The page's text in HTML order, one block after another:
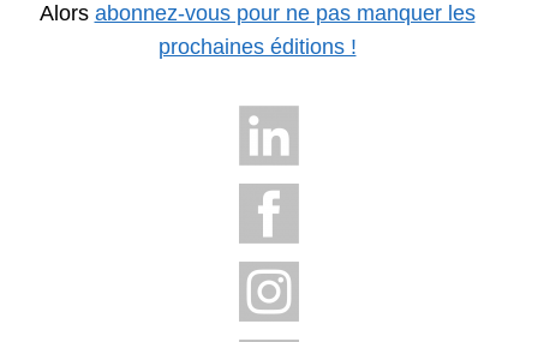
Alors abonnez-vous pour ne pas manquer les
prochaines éditions !